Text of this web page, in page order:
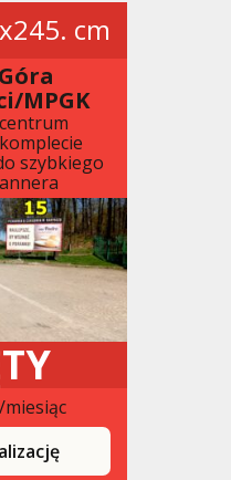
cm
MPGK
szybkiego